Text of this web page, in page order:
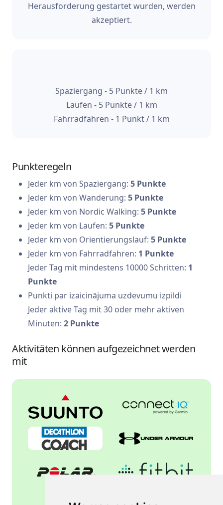
Herausforderung gestartet wurden, werden
akzeptiert.
Spaziergang - 5 Punkte / 1 km
Laufen - 5 Punkte / 1 km
Fahrradfahren - 1 Punkt / 1 km
Punkteregeln
Jeder km von Spaziergang: 5 Punkte
Jeder km von Wanderung: 5 Punkte
Jeder km von Nordic Walking: 5 Punkte
Jeder km von Laufen: 5 Punkte
Jeder km von Orientierungslauf: 5 Punkte
Jeder km von Fahrradfahren: 1 Punkte
Jeder Tag mit mindestens 10000 Schritten: 1
Punkte
Punkti par izaicinājuma uzdevumu izpildi
Jeder aktive Tag mit 30 oder mehr aktiven
Minuten: 2 Punkte
Aktivitäten können aufgezeichnet werden
mit